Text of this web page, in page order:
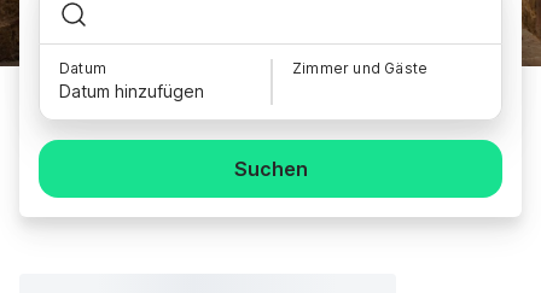
Datum
Datum hinzufügen
Zimmer und Gäste
Suchen